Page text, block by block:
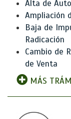
Alta de
Ampliación
Baja de
Radicación
Cambio de
de Venta
MÁS